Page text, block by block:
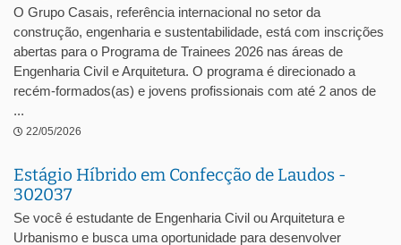
O Grupo Casais, referência internacional no setor da
construção, engenharia e sustentabilidade, está com inscrições
abertas para o Programa de Trainees 2026 nas áreas de
Engenharia Civil e Arquitetura. O programa é direcionado a
recém-formados(as) e jovens profissionais com até 2 anos de
...
22/05/2026
Estágio Híbrido em Confecção de Laudos -
302037
Se você é estudante de Engenharia Civil ou Arquitetura e
Urbanismo e busca uma oportunidade para desenvolver